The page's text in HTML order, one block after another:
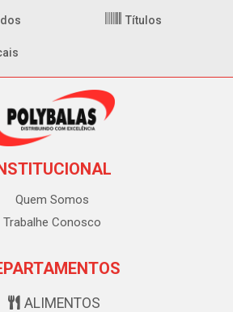
Títulos
Quem Somos
Trabalhe Conosco
ALIMENTOS